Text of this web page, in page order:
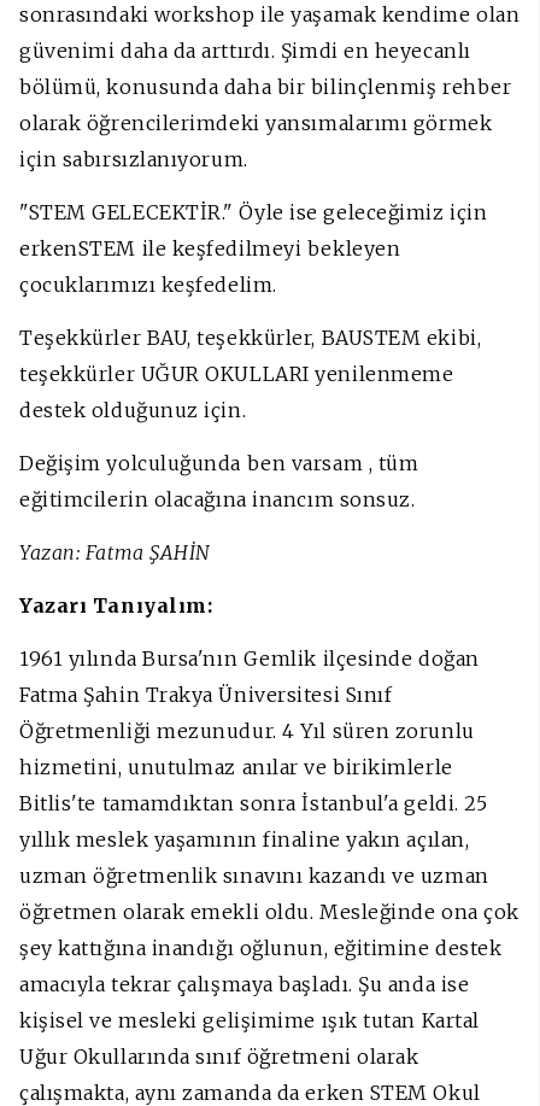
sonrasındaki workshop ile yaşamak kendime olan
güvenimi daha da arttırdı. Şimdi en heyecanlı
bölümü, konusunda daha bir bilinçlenmiş rehber
olarak öğrencilerimdeki yansımalarımı görmek
için sabırsızlanıyorum.
"STEM GELECEKTİR." Öyle ise geleceğimiz için
erkenSTEM ile keşfedilmeyi bekleyen
çocuklarımızı keşfedelim.
Teşekkürler BAU, teşekkürler, BAUSTEM ekibi,
teşekkürler UĞUR OKULLARI yenilenmeme
destek olduğunuz için.
Değişim yolculuğunda ben varsam , tüm
eğitimcilerin olacağına inancım sonsuz.
Yazan: Fatma ŞAHİN
Yazarı Tanıyalım:
1961 yılında Bursa'nın Gemlik ilçesinde doğan
Fatma Şahin Trakya Üniversitesi Sınıf
Öğretmenliği mezunudur. 4 Yıl süren zorunlu
hizmetini, unutulmaz anılar ve birikimlerle
Bitlis'te tamamdıktan sonra İstanbul'a geldi. 25
yıllık meslek yaşamının finaline yakın açılan,
uzman öğretmenlik sınavını kazandı ve uzman
öğretmen olarak emekli oldu. Mesleğinde ona çok
şey kattığına inandığı oğlunun, eğitimine destek
amacıyla tekrar çalışmaya başladı. Şu anda ise
kişisel ve mesleki gelişimime ışık tutan Kartal
Uğur Okullarında sınıf öğretmeni olarak
çalışmakta, aynı zamanda da erken STEM Okul